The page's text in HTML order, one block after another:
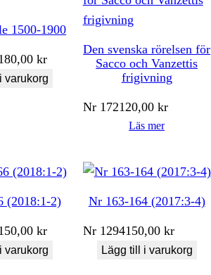
1500-1900
kr
varukorg
Den svenska rörelsen för
Sacco och Vanzettis
frigivning
Nr 172120,00 kr
Läs mer
(2018:1-2)
kr
varukorg
Nr 163-164 (2017:3-4)
Nr 1294150,00 kr
Lägg till i varukorg